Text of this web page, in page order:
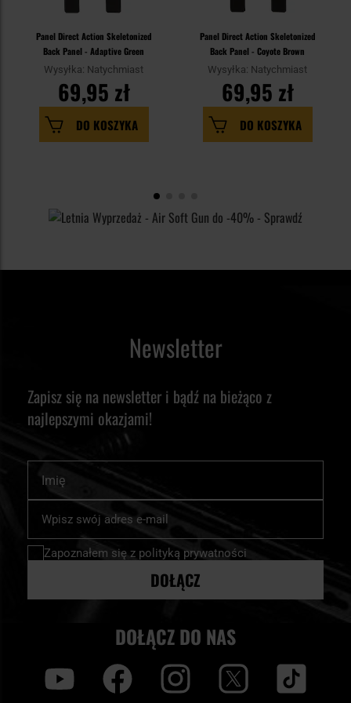
Panel Direct Action Skeletonized
Back Panel - Adaptive Green
Wysyłka: Natychmiast
69,95 zł
DO KOSZYKA
Panel Direct Action Skeletonized
Back Panel - Coyote Brown
Wysyłka: Natychmiast
69,95 zł
DO KOSZYKA
Newsletter
Zapisz się na newsletter i bądź na bieżąco z
najlepszymi okazjami!
nasz
newsletter:
Zapoznałem się z polityką prywatności
DOŁĄCZ
DOŁĄCZ DO NAS